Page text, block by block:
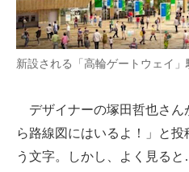
モノづくり技術者専門サイト
エレクトロニクス専門サイト
エネルギーの専門メディア
新設される「高輪ゲートウェイ」
デザイナーの塚田哲也さん
ら路線図にはいるよ！」と
う文字。しかし、よく見る